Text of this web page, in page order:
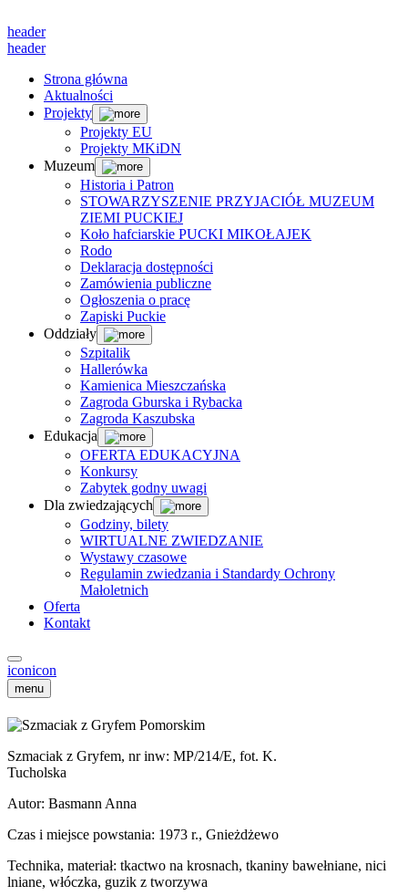
header
header
Strona główna
Aktualności
Projekty
Projekty EU
Projekty MKiDN
Muzeum
Historia i Patron
STOWARZYSZENIE PRZYJACIÓŁ MUZEUM
ZIEMI PUCKIEJ
Koło hafciarskie PUCKI MIKOŁAJEK
Rodo
Deklaracja dostępności
Zamówienia publiczne
Ogłoszenia o pracę
Zapiski Puckie
Oddziały
Szpitalik
Hallerówka
Kamienica Mieszczańska
Zagroda Gburska i Rybacka
Zagroda Kaszubska
Edukacja
OFERTA EDUKACYJNA
Konkursy
Zabytek godny uwagi
Dla zwiedzających
Godziny, bilety
WIRTUALNE ZWIEDZANIE
Wystawy czasowe
Regulamin zwiedzania i Standardy Ochrony
Małoletnich
Oferta
Kontakt
iconicon
menu
Szmaciak z Gryfem, nr inw: MP/214/E, fot. K.
Tucholska
Autor: Basmann Anna
Czas i miejsce powstania: 1973 r., Gnieżdżewo
Technika, materiał: tkactwo na krosnach, tkaniny bawełniane, nici
lniane, włóczka, guzik z tworzywa